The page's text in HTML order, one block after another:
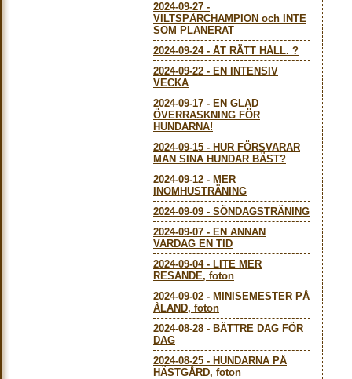
2024-09-27 -
VILTSPÅRCHAMPION och INTE
SOM PLANERAT
2024-09-24- ÅT RÄTT HÅLL. ?
2024-09-22 - EN INTENSIV
VECKA
2024-09-17 - EN GLAD
ÖVERRASKNING FÖR
HUNDARNA!
2024-09-15 - HUR FÖRSVARAR
MAN SINA HUNDAR BÄST?
2024-09-12 - MER
INOMHUSTRÄNING
2024-09-09 - SÖNDAGSTRÄNING
2024-09-07 - EN ANNAN
VARDAG EN TID
2024-09-04- LITE MER
RESANDE, foton
2024-09-02 - MINISEMESTER PÅ
ÅLAND, foton
2024-08-28 - BÄTTRE DAG FÖR
DAG
2024-08-25 - HUNDARNA PÅ
HÄSTGÅRD, foton